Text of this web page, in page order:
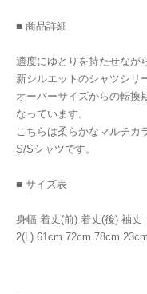
■ 商品詳細
適度にゆとりを持たせなが
新シルエットのシャツシリ
オーバーサイズからの転換
なっています。
こちらは柔らかなマルチカ
S/Sシャツです。
■ サイズ表
身幅 着丈(前) 着丈(後) 袖丈
2(L) 61cm 72cm 78cm 23cm